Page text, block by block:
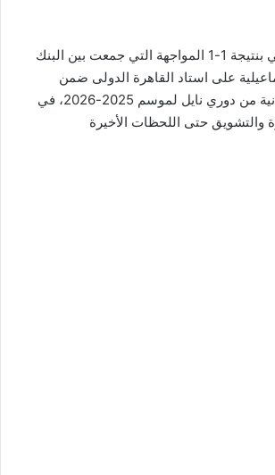
حسم التعادل الإيجابي بنتيجة 1-1 المواجهة التي جمعت بين البنك
على استاد القاهرة الدولى ضمن
منافسات الجولة الثانية من دوري نايل لموسم 2025-2026، في
والتشويق حتى اللحظات الأخيرة